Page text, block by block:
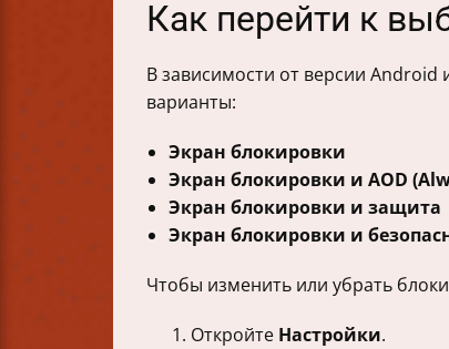
Как перейти к
В зависимости от версии Android
варианты:
Экран блокировки
Экран блокировки и AOD
Экран блокировки и защита
Экран блокировки и
Чтобы изменить или убрать
Откройте Настройки.